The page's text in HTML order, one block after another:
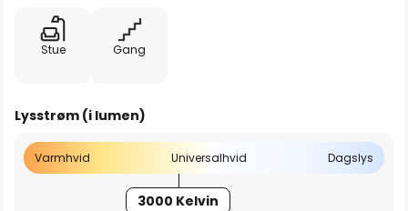
Stue Gang
Lysstrøm (i lumen)
Varmhvid Universalhvid Dagslys
3000 Kelvin